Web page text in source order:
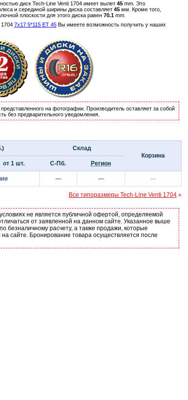
диск Tech-Line Venti 1704 имеет вылет 45 mm. Это
и серединой ширины диска составляет 45 мм. Кроме того,
плоскости для этого диска равен 70.1 mm.
7x17 5*115 ET 45 Вы имеете возможность получить у наших
на фотографии. Производитель оставляет за собой
без предварительного уведомления.
Склад
Корзина
от 1 шт. С-Пб. Регион
— — —
Все типоразмеры Tech-Line Venti 1704 »
не является публичной офертой, определяемой
от заявленной на данном сайте. Указанное выше
безналичному расчету, а также продажи, которые
сайте. Бронирование товара осуществляется после